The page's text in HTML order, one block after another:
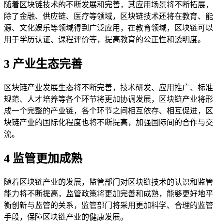
随着区块链技术的不断发展和完善，其应用场景将不断拓展，
除了金融、供应链、医疗等领域，区块链技术还将在教育、能
源、文化娱乐等领域得到广泛应用，在教育领域，区块链可以
用于学历认证、课程评价等，提高教育的公正性和透明度。
3 产业生态完善
区块链产业发展生态将不断完善，技术研发、应用推广、标准
规范、人才培养等各个环节将更加协调发展，区块链产业将形
成一个完整的产业链，各个环节之间相互依存、相互促进，区
块链产业的国际化程度也将不断提高，加强国际间的合作与交
流。
4 监管更加成熟
随着区块链产业的发展，监管部门对区块链技术的认识和监管
能力将不断提高，监管政策将更加完善和成熟，能够更好地平
衡创新与监管的关系，监管部门将采用更加科学、合理的监管
手段，保障区块链产业的健康发展。